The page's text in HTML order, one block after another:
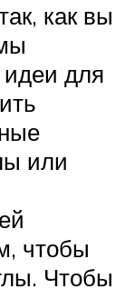
как вы
для
или
чтобы
Чтобы